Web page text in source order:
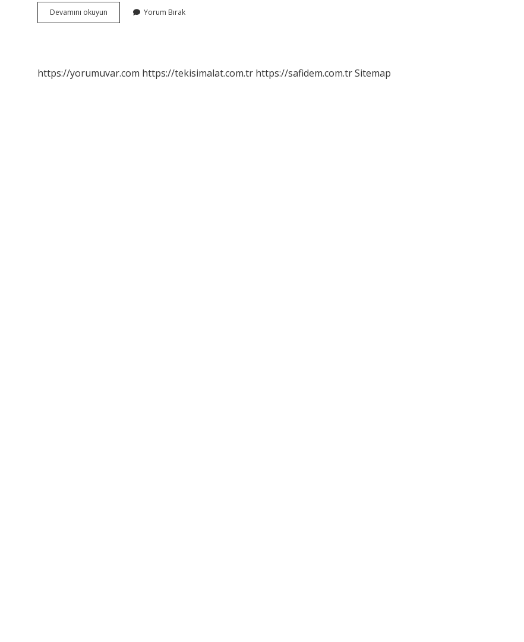
Devamını okuyun Rehberimi
Gmaile
Yorum Bırak
https://yorumuvar.com https://tekisimalat.com.tr https://safidem.com.trSitemap